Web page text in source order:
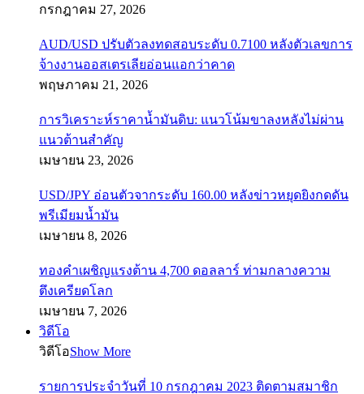
กรกฎาคม 27, 2026
AUD/USD ปรับตัวลงทดสอบระดับ 0.7100 หลังตัวเลขการ
จ้างงานออสเตรเลียอ่อนแอกว่าคาด
พฤษภาคม 21, 2026
การวิเคราะห์ราคาน้ำมันดิบ: แนวโน้มขาลงหลังไม่ผ่าน
แนวต้านสำคัญ
เมษายน 23, 2026
USD/JPY อ่อนตัวจากระดับ 160.00 หลังข่าวหยุดยิงกดดัน
พรีเมียมน้ำมัน
เมษายน 8, 2026
ทองคำเผชิญแรงต้าน 4,700 ดอลลาร์ ท่ามกลางความ
ตึงเครียดโลก
เมษายน 7, 2026
วิดีโอ
วิดีโอShow More
รายการประจำวันที่ 10 กรกฎาคม 2023 ติดตามสมาชิก